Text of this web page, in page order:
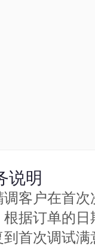
说明
客户在首次
根据订单的
到首次调试满